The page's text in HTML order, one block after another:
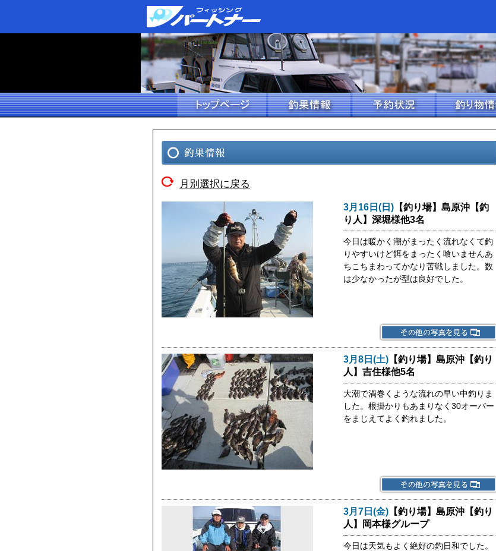
月別選択に戻る
3月16日(日) 【釣り場】島原沖【釣
り人】深堀様他3名
今日は暖かく潮がまったく流れなくて釣
りやすいけど餌をまったく喰いませんあ
ちこちまわってかなり苦戦しました。数
は少なかったが型は良好でした。
3月8日(土) 【釣り場】島原沖【釣り
人】吉住様他5名
大潮で渦巻くような流れの早い中釣りま
した。根掛かりもあまりなく30オーバー
をまじえてよく釣れました。
3月7日(金) 【釣り場】島原沖【釣り
人】岡本様グループ
今日は天気もよく絶好の釣日和でした。